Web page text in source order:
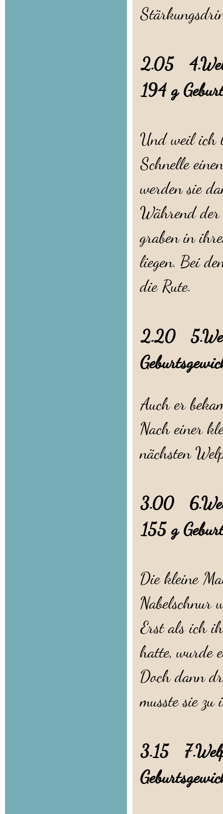
2.05
194 g
Und weil ich
Schnelle
werden sie
Während
graben in
liegen. Bei
die Rute.
2.20
Auch er
Nach einer
nächsten
3.00
155 g
Die kleine
Nabelschnur
Erst als ich
hatte, wurde
Doch dann
musste sie zu
3.15